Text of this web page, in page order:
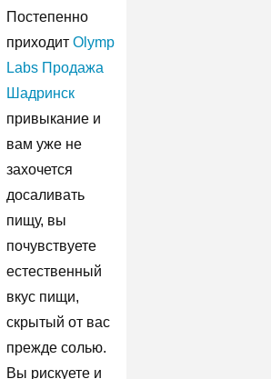
Постепенно
приходит Olymp
Labs Продажа
Шадринск
привыкание и
вам уже не
захочется
досаливать
пищу, вы
почувствуете
естественный
вкус пищи,
скрытый от вас
прежде солью.
Вы рискуете и